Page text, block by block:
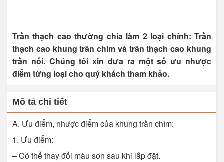
Trần thạch cao thường chia làm 2 loại chính: Trần
thạch cao khung trần chìm và trần thạch cao khung
trần nổi. Chúng tôi xin đưa ra một số ưu nhược
điểm từng loại cho quý khách tham khảo.
Mô tả chi tiết
A. Ưu điểm, nhược điểm của khung trần chìm:
1. Ưu điểm:
– Có thể thay đổi màu sơn sau khi lắp đặt.